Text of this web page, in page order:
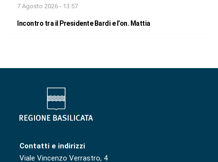
7 Agosto 2026 - 13:57
Incontro tra il Presidente Bardi e l’on. Mattia
Contatti e indirizzi
Viale Vincenzo Verrastro, 4